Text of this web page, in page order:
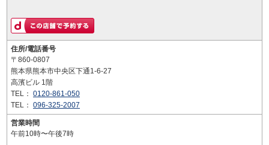
住所/電話番号
〒860-0807
熊本県熊本市中央区下通1-6-27
高濱ビル 1階
TEL： 0120-861-050
TEL： 096-325-2007
営業時間
午前10時〜午後7時